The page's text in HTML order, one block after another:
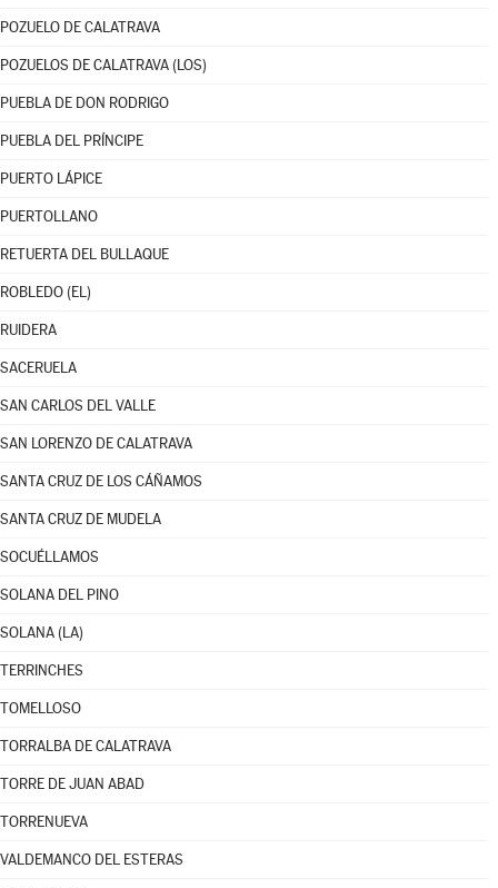
POZUELO DE CALATRAVA
POZUELOS DE CALATRAVA (LOS)
PUEBLA DE DON RODRIGO
PUEBLA DEL PRÍNCIPE
PUERTO LÁPICE
PUERTOLLANO
RETUERTA DEL BULLAQUE
ROBLEDO (EL)
RUIDERA
SACERUELA
SAN CARLOS DEL VALLE
SAN LORENZO DE CALATRAVA
SANTA CRUZ DE LOS CÁÑAMOS
SANTA CRUZ DE MUDELA
SOCUÉLLAMOS
SOLANA DEL PINO
SOLANA (LA)
TERRINCHES
TOMELLOSO
TORRALBA DE CALATRAVA
TORRE DE JUAN ABAD
TORRENUEVA
VALDEMANCO DEL ESTERAS